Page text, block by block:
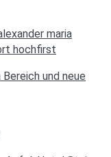
und neue